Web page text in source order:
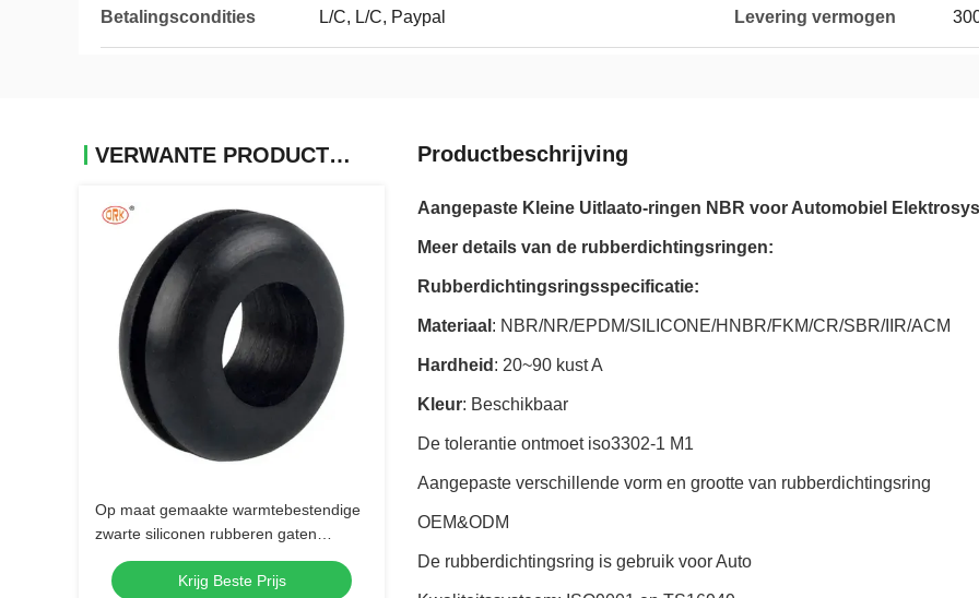
Betalingscondities L/C, L/C, Paypal Levering vermogen
VERWANTE PRODUCTEN
Op maat gemaakte warmtebestendige
zwarte siliconen rubberen gaten
grommets stekker / rubberen kabel
grommet ring voor auto onderdelen
Krijg Beste Prijs
Productbeschrijving
Aangepaste Kleine Uitlaato-ringen NBR voor Automobiel
Meer details van de rubberdichtingsringen:
Rubberdichtingsringsspecificatie:
Materiaal : NBR/NR/EPDM/SILICONE/HNBR/FKM/CR/SBR/IIR/ACM
Hardheid : 20~90 kust A
Kleur: Beschikbaar
De tolerantie ontmoet iso3302-1 M1
Aangepaste verschillende vorm en grootte van rubberdichtingsring
OEM&ODM
De rubberdichtingsring is gebruik voor Auto